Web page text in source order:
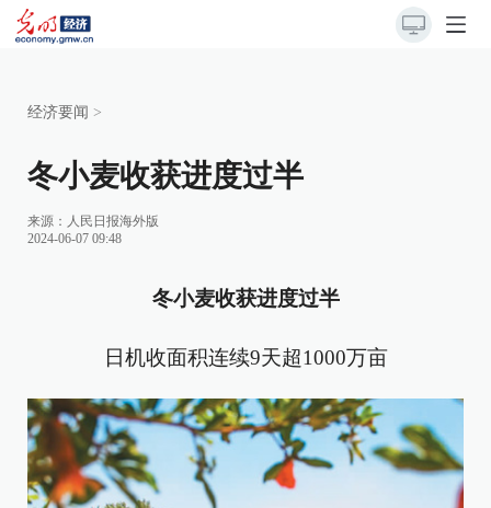
经济要闻 >
冬小麦收获进度过半
来源： 人民日报海外版
2024-06-07 09:48
冬小麦收获进度过半
日机收面积连续9天超1000万亩